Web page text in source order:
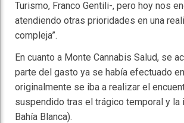
Turismo, Franco Gentili-, pero hoy nos
atendiendo otras prioridades en una
compleja”.
En cuanto a Monte Cannabis Salud, se
parte del gasto ya se había efectuado
originalmente se iba a realizar el
suspendido tras el trágico temporal y la
Bahía Blanca).